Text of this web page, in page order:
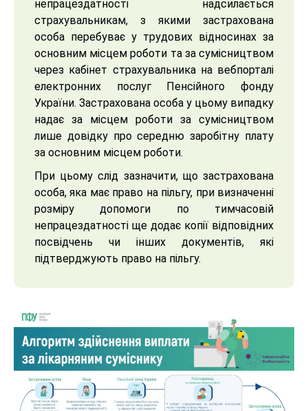
непрацездатності надсилається
страхувальникам, з якими застрахована
особа перебуває у трудових відносинах за
основним місцем роботи та за сумісництвом
через кабінет страхувальника на вебпорталі
електронних послуг Пенсійного фонду
України. Застрахована особа у цьому випадку
надає за місцем роботи за сумісництвом
лише довідку про середню заробітну плату
за основним місцем роботи.
При цьому слід зазначити, що застрахована
особа, яка має право на пільгу, при визначенні
розміру допомоги по тимчасовій
непрацездатності ще додає копії відповідних
посвідчень чи інших документів, які
підтверджують право на пільгу.